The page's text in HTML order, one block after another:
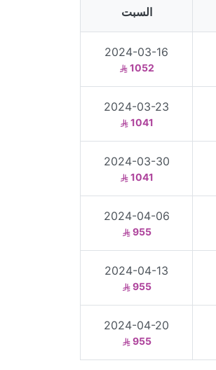
السبت
2024-03-16
1052
2024-03-23
1041
2024-03-30
1041
2024-04-06
955
2024-04-13
955
2024-04-20
955